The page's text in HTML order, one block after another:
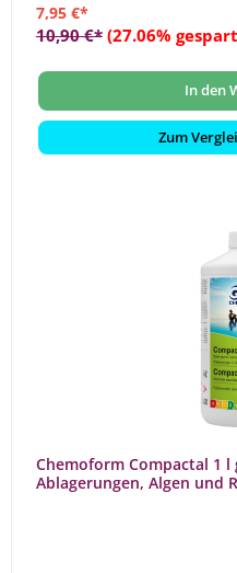
7,95 €*
10,90 €* (27.06%
In den
Zum
Chemoform Compactal 1 l
Ablagerungen, Algen und